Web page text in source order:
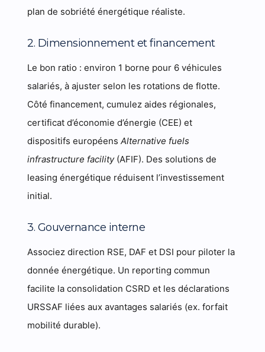
plan de sobriété énergétique réaliste.
2. Dimensionnement et financement
Le bon ratio : environ 1 borne pour 6 véhicules
salariés, à ajuster selon les rotations de flotte.
Côté financement, cumulez aides régionales,
certificat d’économie d’énergie (CEE) et
dispositifs européensAlternative fuels
infrastructure facility(AFIF). Des solutions de
leasing énergétique réduisent l’investissement
initial.
3. Gouvernance interne
Associez direction RSE, DAF et DSI pour piloter la
donnée énergétique. Un reporting commun
facilite la consolidation CSRD et les déclarations
URSSAF liées aux avantages salariés (ex. forfait
mobilité durable).